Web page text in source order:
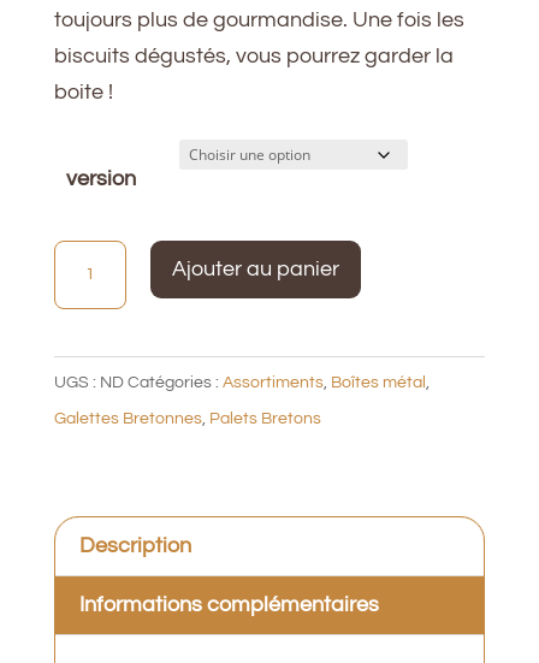
toujours plus de gourmandise. Une fois les
biscuits dégustés, vous pourrez garder la
boite !
version
Ajouter au panier
UGS : ND Catégories : Assortiments, Boîtes métal ,
Galettes Bretonnes, Palets Bretons
Description
Informations complémentaires